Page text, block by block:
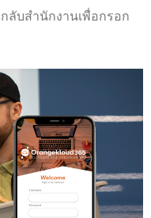
ลับสำนักงานเพื่อกรอก